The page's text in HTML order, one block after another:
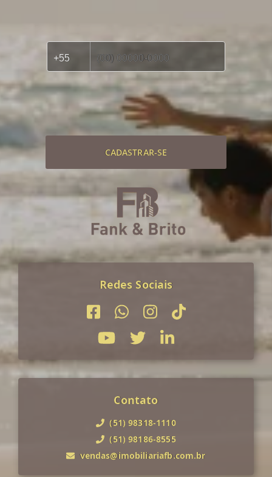
CADASTRAR-SE
Redes Sociais
Contato
(51) 98318-1110
(51) 98186-8555
vendas@imobiliariafb.com.br